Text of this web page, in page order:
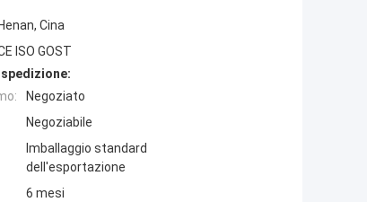
Henan, Cina
ISO GOST
Negoziato
Negoziabile
Imballaggio standard
dell'esportazione
6 mesi